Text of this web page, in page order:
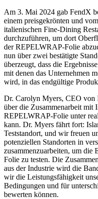
Am 3. Mai 2024 gab FendX
einem preisgekrönten und
italienischen Fine-Dining
durchzuführen, um dort
der REPELWRAP-Folie
nun über zwei bestätigte
überzeugt, dass die
mit denen das Unternehmen
wird, in das endgültige
Dr. Carolyn Myers, CEO von
über die Zusammenarbeit mit
REPELWRAP-Folie unter
kann. Dr. Myers fährt fort:
Teststandort, und wir freuen
potenziellen Standorten in
zusammenzuarbeiten, um
Folie zu testen. Die
aus der Industrie wird die
wir die Leistungsfähigkeit
Bedingungen und für
bewerten können.